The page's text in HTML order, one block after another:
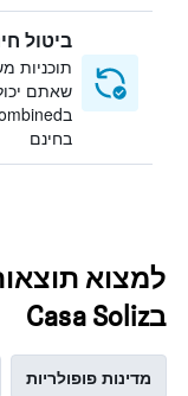
ביטול
תוכניות
שאתם
בחינם
למצוא
בCasa Soliz
מדינות פופולריות